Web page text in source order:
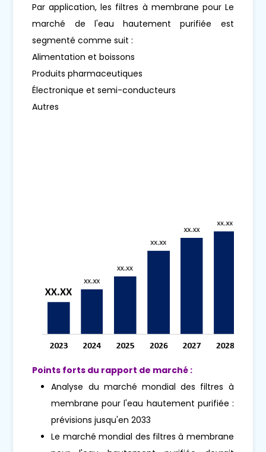
Par application, les filtres à membrane pour Le
marché de l'eau hautement purifiée est
segmenté comme suit :
Alimentation et boissons
Produits pharmaceutiques
Électronique et semi-conducteurs
Autres
Points forts du rapport de marché :
Analyse du marché mondial des filtres à
membrane pour l'eau hautement purifiée :
prévisions jusqu'en 2033
Le marché mondial des filtres à membrane